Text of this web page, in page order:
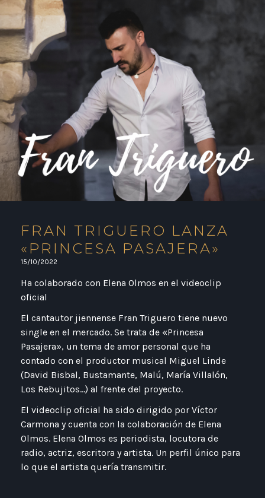
FRAN TRIGUERO LANZA
«PRINCESA PASAJERA»
15/10/2022
Ha colaborado con Elena Olmos en el videoclip
oficial
El cantautor jiennense Fran Triguero tiene nuevo
single en el mercado. Se trata de «Princesa
Pasajera», un tema de amor personal que ha
contado con el productor musical Miguel Linde
(David Bisbal, Bustamante, Malú, María Villalón,
Los Rebujitos…) al frente del proyecto.
El videoclip oficial ha sido dirigido por Víctor
Carmona y cuenta con la colaboración de Elena
Olmos. Elena Olmos es periodista, locutora de
radio, actriz, escritora y artista. Un perfil único para
lo que el artista quería transmitir.